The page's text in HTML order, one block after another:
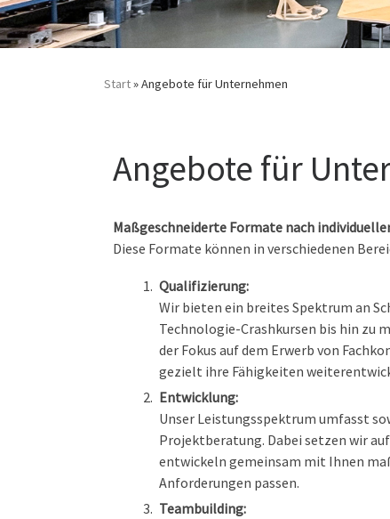
Start»Angebote für Unternehmen
Angebote für
Maßgeschneiderte Formate nach
Diese Formate können in verschiedenen
Qualifizierung:
Wir bieten ein breites Spektrum an
Technologie-Crashkursen bis hin zu
der Fokus auf dem Erwerb von
gezielt ihre Fähigkeiten
Entwicklung:
Unser Leistungsspektrum umfasst
Projektberatung. Dabei setzen wir
entwickeln gemeinsam mit Ihnen
Anforderungen passen.
Teambuilding: